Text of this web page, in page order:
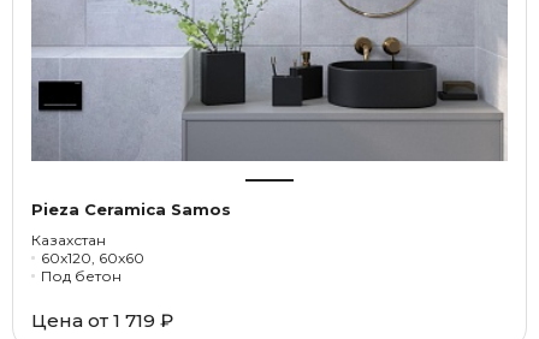
Pieza Ceramica Samos
Казахстан
60x120, 60x60
Под бетон
Цена от 1 719 ₽